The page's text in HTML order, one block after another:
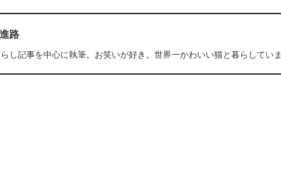
路
し記事を中心に執筆。お笑いが好き。世界一かわいい猫と暮らしていま